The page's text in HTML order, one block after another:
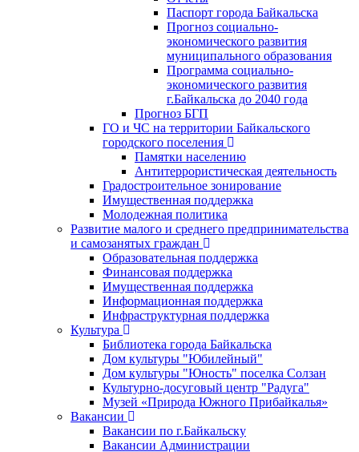
Паспорт города Байкальска
Прогноз социально-
экономического развития
муниципального образования
Программа социально-
экономического развития
г.Байкальска до 2040 года
Прогноз БГП
ГО и ЧС на территории Байкальского
городского поселения
Памятки населению
Антитеррористическая деятельность
Градостроительное зонирование
Имущественная поддержка
Молодежная политика
Развитие малого и среднего предпринимательства
и самозанятых граждан
Образовательная поддержка
Финансовая поддержка
Имущественная поддержка
Информационная поддержка
Инфраструктурная поддержка
Культура
Библиотека города Байкальска
Дом культуры "Юбилейный"
Дом культуры "Юность" поселка Солзан
Культурно-досуговый центр "Радуга"
Музей «Природа Южного Прибайкалья»
Вакансии
Вакансии по г.Байкальску
Вакансии Администрации